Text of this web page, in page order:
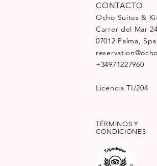
CONTACTO
Ocho Suites &
Carrer del Mar 24
07012 Palma,
+34971227960
Licencia TI/204
TÉRMINOS Y
CONDICIONES